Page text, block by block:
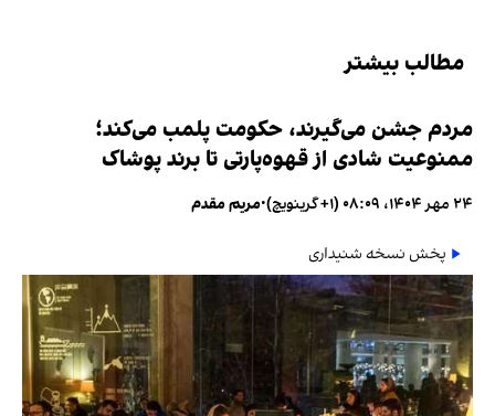
مطالب بیشتر
مردم جشن می‌گیرند، حکومت پلمب می‌کند؛
ممنوعیت شادی از قهوه‌پارتی تا برند پوشاک
۲۴ مهر ۱۴۰۴، ۰۸:۰۹ (‎+۱ گرینویچ) •مریم مقدم
پخش نسخه شنیداری